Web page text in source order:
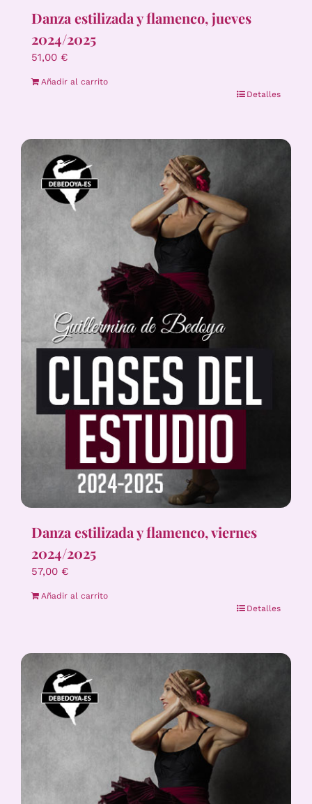
Danza estilizada y flamenco, jueves
2024/2025
51,00 €
Añadir al carrito
Detalles
Danza estilizada y flamenco, viernes
2024/2025
57,00 €
Añadir al carrito
Detalles